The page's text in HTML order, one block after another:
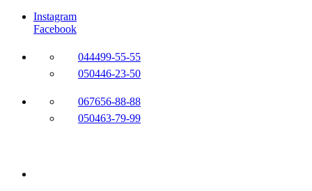
Instagram
Facebook
044499-55-55
050446-23-50
067656-88-88
050463-79-99